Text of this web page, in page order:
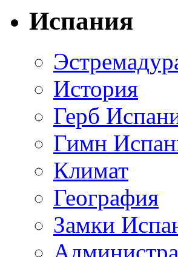
Испания
История
Герб
Гимн
Климат
География
Замки